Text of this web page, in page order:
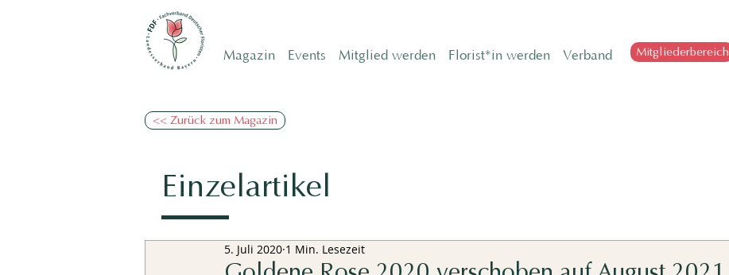
Magazin Events Mitglied werden Florist*in werden Verband Mitgliederbereich
<< Zurück zum Magazin
Einzelartikel
5. Juli 2020 1 Min. Lesezeit